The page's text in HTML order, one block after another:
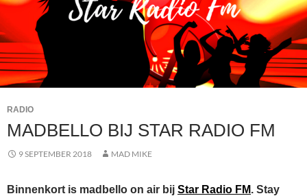
RADIO
MADBELLO BIJ STAR RADIO FM
9 SEPTEMBER 2018 MAD MIKE
Binnenkort is madbello on air bij Star Radio FM. Stay